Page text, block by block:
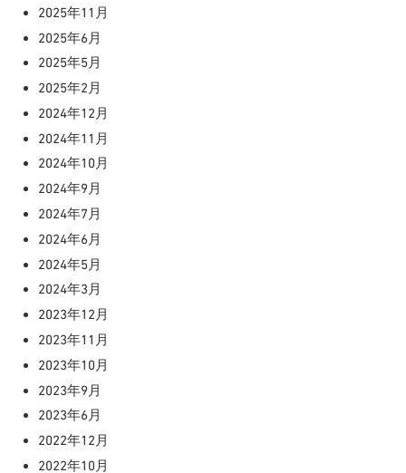
2025年11月
2025年6月
2025年5月
2025年2月
2024年12月
2024年11月
2024年10月
2024年9月
2024年7月
2024年6月
2024年5月
2024年3月
2023年12月
2023年11月
2023年10月
2023年9月
2023年6月
2022年12月
2022年10月